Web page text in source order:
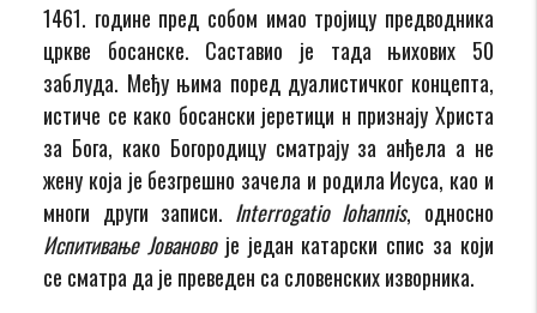
1461. године пред собом имао тројицу предводника
цркве босанске. Саставио је тада њихових 50
заблуда. Међу њима поред дуалистичког концепта,
истиче се како босански јеретици н признају Христа
за Бога, како Богородицу сматрају за анђела а не
жену која је безгрешно зачела и родила Исуса, као и
многи други записи. Interrogatio Iohannis, односно
Испитивање Јованово је један катарски спис за који
се сматра да је преведен са словенских изворника.